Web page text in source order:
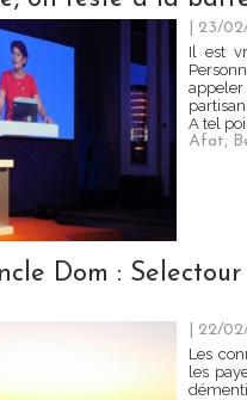
| 23/
Il est
A tel
Afat,
Dom :
| 22/
Les
les